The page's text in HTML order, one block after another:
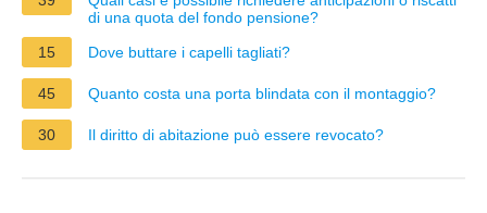
di una quota del fondo pensione?
15
Dove buttare i capelli tagliati?
45 Quanto costa una porta blindata con il montaggio?
30 Il diritto di abitazione può essere revocato?